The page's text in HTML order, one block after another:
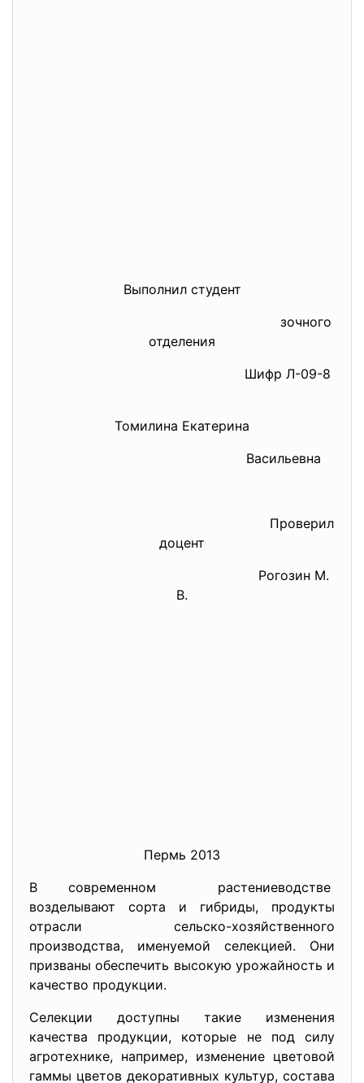
Выполнил студент
зочного
отделения
Шифр Л-09-8
Томилина Екатерина
Васильевна
Проверил
доцент
Рогозин М.
В.
Пермь 2013
В современном растениеводстве
возделывают сорта и гибриды, продукты
отрасли сельско-хозяйственного
производства, именуемой селекцией. Они
призваны обеспечить высокую урожайность и
качество продукции.
Селекции доступны такие изменения
качества продукции, которые не под силу
агротехнике, например, изменение цветовой
гаммы цветов декоративных культур, состава